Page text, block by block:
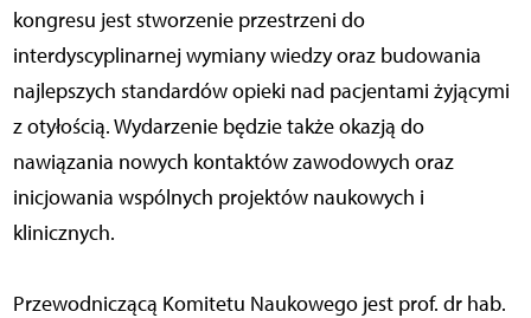
kongresu jest stworzenie przestrzeni do
interdyscyplinarnej wymiany wiedzy oraz budowania
najlepszych standardów opieki nad pacjentami żyjącymi
z otyłością. Wydarzenie będzie także okazją do
nawiązania nowych kontaktów zawodowych oraz
inicjowania wspólnych projektów naukowych i
klinicznych.
Przewodniczącą Komitetu Naukowego jest prof. dr hab.